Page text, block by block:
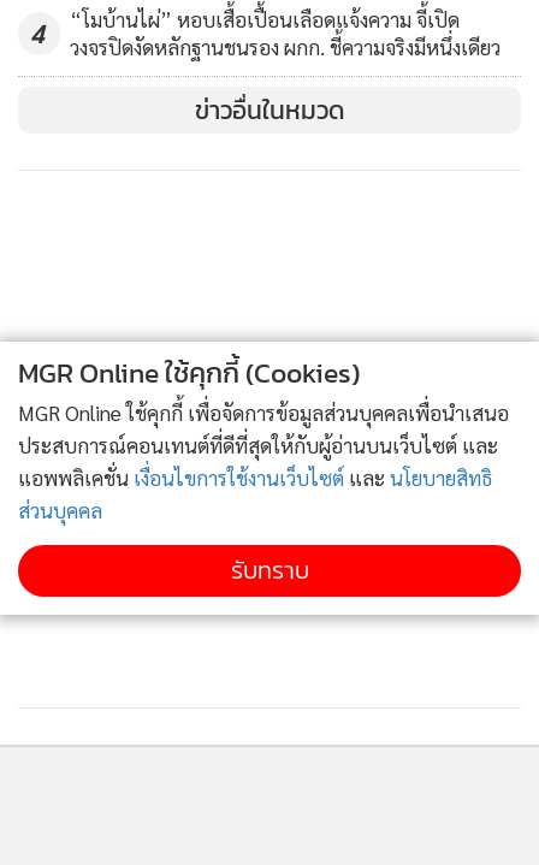
ตนเองยืนเปียก แล้วพอมือพลาดไฟโดนสเตนเลสด้านในของ
คนที่ใช้กระติกน้ำร้อนไฟฟ้าควรใช้ด้วยความระมัดระวัง เพราะ
อาจเป็นอันตรายถึงชีวิตได้ ส่วนกรณีที่เกิดกับตนเองยอมรับว่า
เกิดจากความประมาทของตนเอง หลังจากนี้ก็จะระมัดระวังมาก
ขึ้น
4
“โมบ้านไผ่” หอบเสื้อเปื้อนเลือดแจ้งความ จี้เปิด
วงจรปิดงัดหลักฐานชนรอง ผกก. ชี้ความจริงมีหนึ่งเดียว
ข่าวอื่นในหมวด
MGR Online ใช้คุกกี้ (Cookies)
MGR Online ใช้คุกกี้ เพื่อจัดการข้อมูลส่วนบุคคลเพื่อนำเสนอ
ประสบการณ์คอนเทนต์ที่ดีที่สุดให้กับผู้อ่านบนเว็บไซต์ และ
แอพพลิเคชั่น เงื่อนไขการใช้งานเว็บไซต์ และ นโยบายสิทธิ
ส่วนบุคคล
รับทราบ